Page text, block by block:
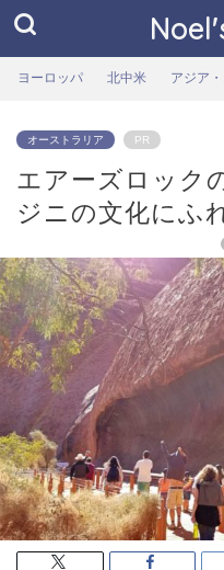
ヨーロッパ 北中米 アジア
オーストラリア PR
エアーズロック
ジニの文化にふ